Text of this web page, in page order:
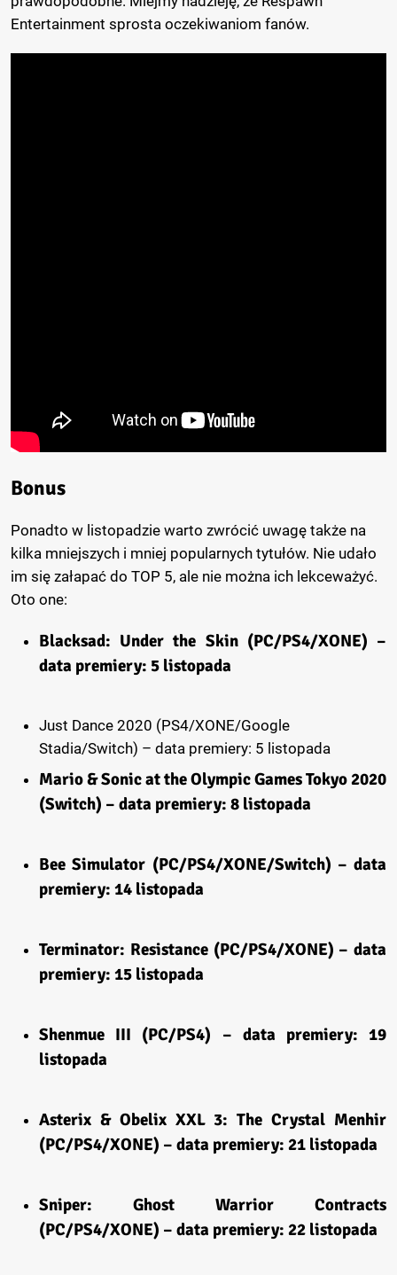
Entertainment sprosta oczekiwaniom fanów.
Bonus
Ponadto w listopadzie warto zwrócić uwagę także na
kilka mniejszych i mniej popularnych tytułów. Nie udało
im się załapać do TOP 5, ale nie można ich lekceważyć.
Oto one:
Blacksad: Under the Skin (PC/PS4/XONE) –
data premiery: 5 listopada
Just Dance 2020 (PS4/XONE/Google
Stadia/Switch) – data premiery: 5 listopada
Mario & Sonic at the Olympic Games Tokyo 2020
(Switch) – data premiery: 8 listopada
Bee Simulator (PC/PS4/XONE/Switch) – data
premiery: 14 listopada
Terminator: Resistance (PC/PS4/XONE) – data
premiery: 15 listopada
Shenmue III (PC/PS4) – data premiery: 19
listopada
Asterix & Obelix XXL 3: The Crystal Menhir
(PC/PS4/XONE) – data premiery: 21 listopada
Sniper: Ghost Warrior Contracts
(PC/PS4/XONE) – data premiery: 22 listopada